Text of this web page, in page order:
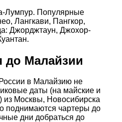
Лумпур. Популярные
Лангкави, Пангкор,
Джорджтаун, Джохор-
до Малайзии
в Малайзию не
даты (на майские и
из Москвы, Новосибирска
поднимаются чартеры до
дни добраться до